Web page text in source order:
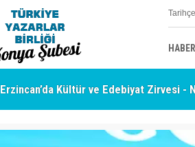
Tarihçe
Erzincan’da Kültür ve Edebiyat Zirvesi -